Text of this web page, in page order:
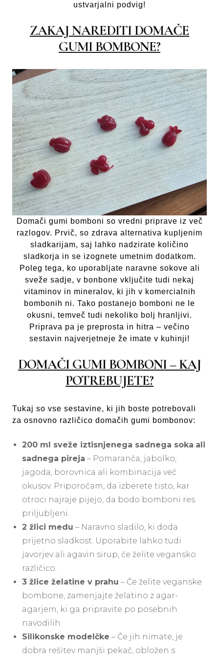
ustvarjalni podvig!
ZAKAJ NAREDITI DOMAČE
GUMI BOMBONE?
Domači gumi bomboni so vredni priprave iz več
razlogov. Prvič, so zdrava alternativa kupljenim
sladkarijam, saj lahko nadzirate količino
sladkorja in se izognete umetnim dodatkom.
Poleg tega, ko uporabljate naravne sokove ali
sveže sadje, v bonbone vključite tudi nekaj
vitaminov in mineralov, ki jih v komercialnih
bombonih ni. Tako postanejo bomboni ne le
okusni, temveč tudi nekoliko bolj hranljivi.
Priprava pa je preprosta in hitra – večino
sestavin najverjetneje že imate v kuhinji!
DOMAČI GUMI BOMBONI – KAJ
POTREBUJETE?
Tukaj so vse sestavine, ki jih boste potrebovali
za osnovno različico domačih gumi bombonov:
200 ml sveže iztisnjenega sadnega soka ali
sadnega pireja – Pomaranča, jabolko,
jagoda, borovnica ali kombinacija več
okusov. Priporočam, da izberete tisto, kar
otroci najraje pijejo, da bodo bomboni res
priljubljeni.
2 žlici medu – Naravno sladilo, ki doda
prijetno sladkost. Uporabite lahko tudi
javorjev ali agavin sirup, če želite vegansko
različico.
3 žlice želatine v prahu – Če želite veganske
bombone, zamenjajte želatino z agar-
agarjem, ki ga pripravite po posebnih
navodilih.
Silikonske modelčke – Če jih nimate, je
dobra rešitev manjši pekač, obložen s